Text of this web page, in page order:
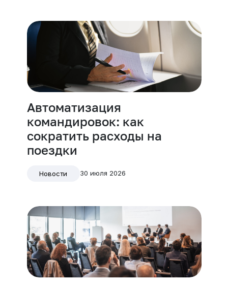
Автоматизация
командировок: как
сократить расходы на
поездки
Новости 30 июля 2026